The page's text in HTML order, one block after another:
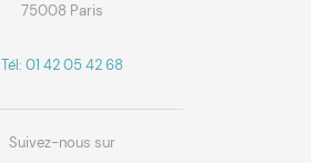
75008 Paris
Tél: 01 42 05 42 68
Suivez-nous sur